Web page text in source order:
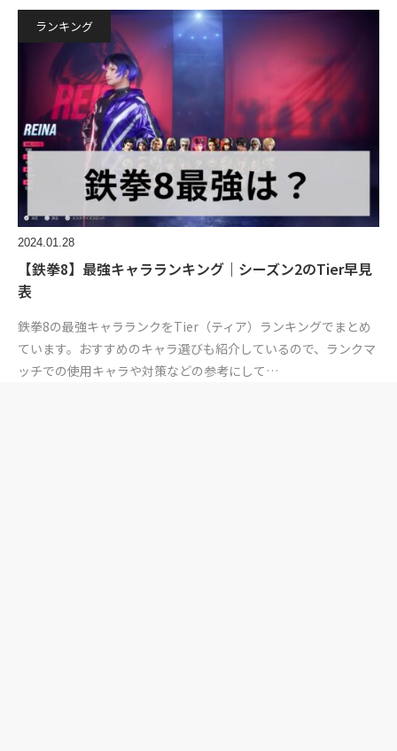
ランキング
2024.01.28
【鉄拳8】最強キャラランキング｜シーズン2のTier早見
表
鉄拳8の最強キャラランクをTier（ティア）ランキングでまとめ
ています。おすすめのキャラ選びも紹介しているので、ランクマ
ッチでの使用キャラや対策などの参考にして…